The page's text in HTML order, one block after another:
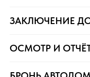
ЗАКЛЮЧЕНИЕ
ОСМОТР И